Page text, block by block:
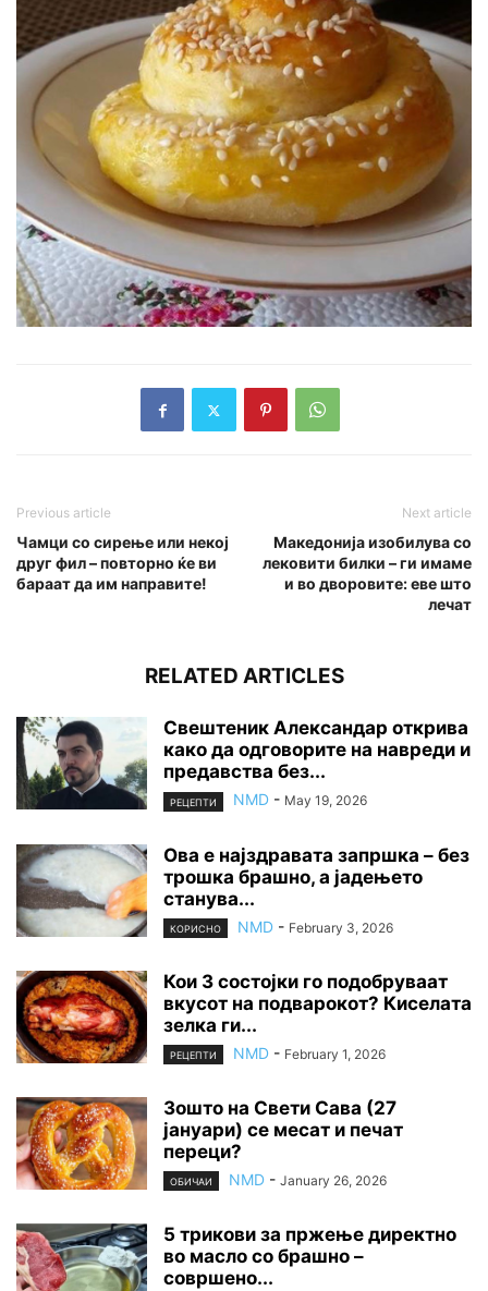
Previous article
Чамци со сирење или некој
друг фил – повторно ќе ви
бараат да им направите!
Next article
Македонија изобилува со
лековити билки – ги имаме
и во дворовите: еве што
лечат
RELATED ARTICLES
Свештеник Александар открива
како да одговорите на навреди и
предавства без...
РЕЦЕПТИ NMD - May 19, 2026
Ова е најздравата запршка – без
трошка брашно, а јадењето
станува...
КОРИСНО NMD - February 3, 2026
Кои 3 состојки го подобруваат
вкусот на подварокот? Киселата
зелка ги...
РЕЦЕПТИ NMD - February 1, 2026
Зошто на Свети Сава (27
јануари) се месат и печат
переци?
ОБИЧАИ NMD - January 26, 2026
5 трикови за пржење директно
во масло со брашно –
совршено...